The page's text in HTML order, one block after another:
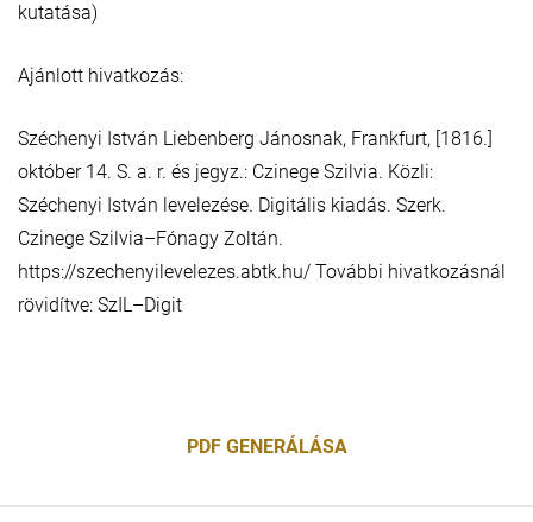
kutatása)
Ajánlott hivatkozás:
Széchenyi István Liebenberg Jánosnak, Frankfurt, [1816.]
október 14. S. a. r. és jegyz.: Czinege Szilvia. Közli:
Széchenyi István levelezése. Digitális kiadás. Szerk.
Czinege Szilvia–Fónagy Zoltán.
https://szechenyilevelezes.abtk.hu/ További hivatkozásnál
rövidítve: SzIL–Digit
PDF GENERÁLÁSA